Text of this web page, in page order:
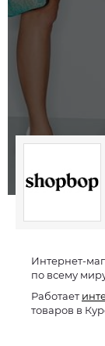
Интернет-
по всему
Работает
товаров в